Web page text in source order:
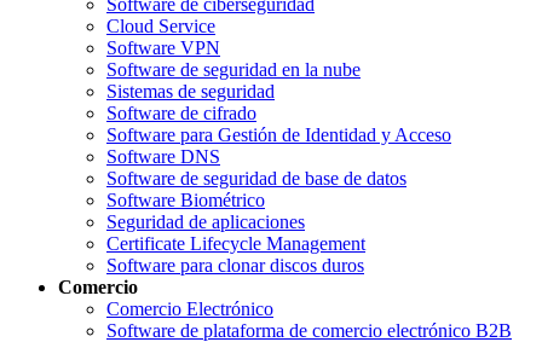
Software de ciberseguridad
Cloud Service
Software VPN
Software de seguridad en la nube
Sistemas de seguridad
Software de cifrado
Software para Gestión de Identidad y Acceso
Software DNS
Software de seguridad de base de datos
Software Biométrico
Seguridad de aplicaciones
Certificate Lifecycle Management
Software para clonar discos duros
Comercio
Comercio Electrónico
Software de plataforma de comercio electrónico B2B